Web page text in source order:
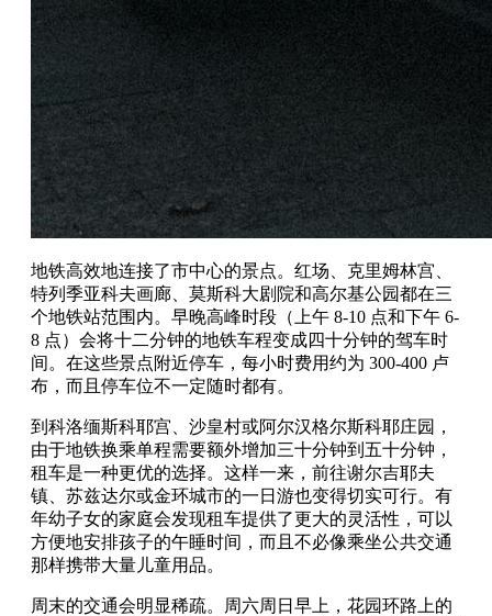
地铁高效地连接了市中心的景点。红场、克里姆林宫、
特列季亚科夫画廊、莫斯科大剧院和高尔基公园都在三
个地铁站范围内。早晚高峰时段（上午 8-10 点和下午 6-
8 点）会将十二分钟的地铁车程变成四十分钟的驾车时
间。在这些景点附近停车，每小时费用约为 300-400 卢
布，而且停车位不一定随时都有。
到科洛缅斯科耶宫、沙皇村或阿尔汉格尔斯科耶庄园，
由于地铁换乘单程需要额外增加三十分钟到五十分钟，
租车是一种更优的选择。这样一来，前往谢尔吉耶夫
镇、苏兹达尔或金环城市的一日游也变得切实可行。有
年幼子女的家庭会发现租车提供了更大的灵活性，可以
方便地安排孩子的午睡时间，而且不必像乘坐公共交通
那样携带大量儿童用品。
周末的交通会明显稀疏。周六周日早上，花园环路上的